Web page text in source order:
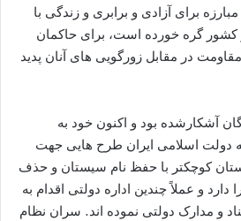
برای آزادی و برابری و زندگی با
کشور گره خورده است، برای حاکمان
در مقابل زورگویی ھای آنان پدید
آشکارشده بود و اکنون خود به
دولت اسلامی ایران طرح ھایی جھت
کوچکتر با حفظ نام سیستان و حذف
و عملاً چندین اداره دولتی اقدام به
و مدارک دولتی نموده اند. سران نظام